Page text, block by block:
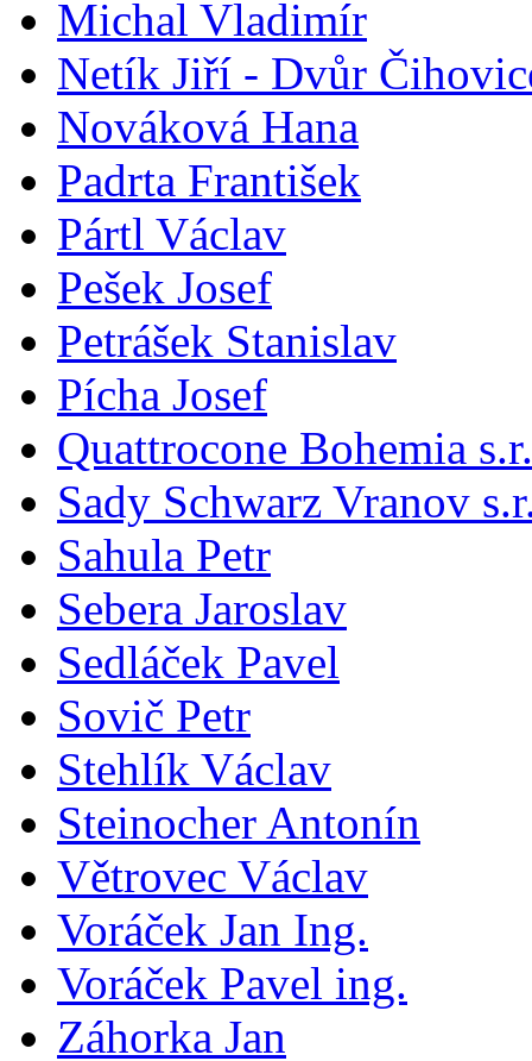
Michal Vladimír
Netík Jiří - Dvůr
Nováková Hana
Padrta František
Pártl Václav
Pešek Josef
Petrášek Stanislav
Pícha Josef
Quattrocone Bohemia
Sady Schwarz Vranov
Sahula Petr
Sebera Jaroslav
Sedláček Pavel
Sovič Petr
Stehlík Václav
Steinocher Antonín
Větrovec Václav
Voráček Jan Ing.
Voráček Pavel ing.
Záhorka Jan